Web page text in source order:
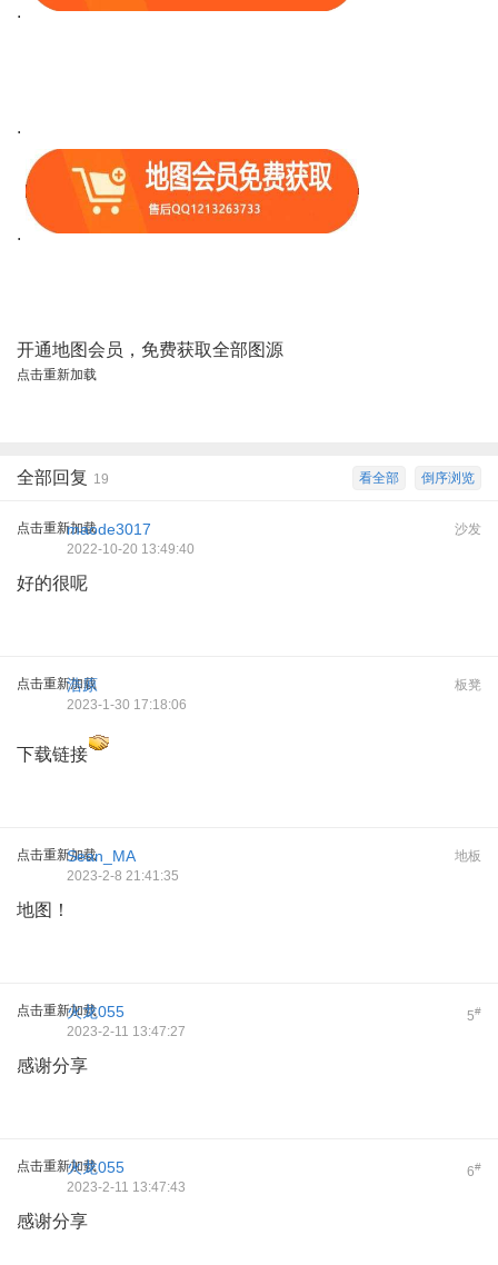
.
.
.
开通地图会员，免费获取全部图源
点击重新加载
倒序浏览
看全部
全部回复 19
点击重新加载 沙发
maode3017
2022-10-20 13:49:40
好的很呢
点击重新加载 板凳
浩原
2023-1-30 17:18:06
下载链接
点击重新加载 地板
Sean_MA
2023-2-8 21:41:35
地图！
点击重新加载 5#
火龙055
2023-2-11 13:47:27
感谢分享
点击重新加载 6#
火龙055
2023-2-11 13:47:43
感谢分享